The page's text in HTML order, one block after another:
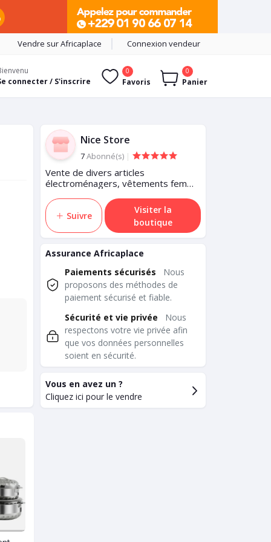
Vendre sur Africaplace Connexion vendeur
connecter / S'inscrire
0
Favoris
0
Panier
Nice Store
7Abonné(s) |
Vente de divers articles
électroménagers, vêtements femme
accessoires pour femmes et
femmesSuivre
Visiter la
boutique
Assurance Africaplace
Paiements sécurisés
Nous
proposons des méthodes de
paiement sécurisé et fiable.
Sécurité et vie privée
Nous
respectons votre vie privée afin
que vos données personnelles
soient en sécurité.
Vous en avez un ?
Cliquez ici pour le vendre